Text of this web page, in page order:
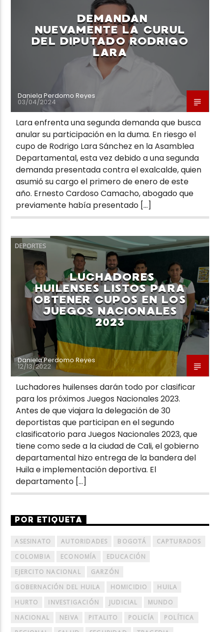
DEMANDAN
NUEVAMENTE LA CURUL
DEL DIPUTADO RODRIGO
LARA
Daniela Perdomo Reyes
03/04/2024
Lara enfrenta una segunda demanda que busca
anular su participación en la duma. En riesgo el
cupo de Rodrigo Lara Sánchez en la Asamblea
Departamental, esta vez debido a una segunda
demanda presentada contra el exalcalde, quien
asumió su cargo el primero de enero de este
año. Ernesto Cardoso Camacho, abogado que
previamente había presentado […]
DEPORTES
LUCHADORES
HUILENSES LISTOS PARA
OBTENER CUPOS EN LOS
JUEGOS NACIONALES
2023
Daniela Perdomo Reyes
12/13/2022
Luchadores huilenses darán todo por clasificar
para los próximos Juegos Nacionales 2023.
Antes de que viajara la delegación de 30
deportistas que participan en el segundo
clasificatorio para Juegos Nacionales 2023, que
tiene como sede a la ciudad de Cali, el gobierno
departamental hizo entrega de la bandera del
Huila e implementación deportiva. El
departamento […]
POR ETIQUETA
ASESINATO AUTORIDADES BOGOTÁ
CAPTURADOS
COLOMBIA
ECONOMÍA
EDUCACIÓN
EJERCITO NACIONAL
GARZÓN
GOBERNACIÓN DEL HUILA
HOMICIDIO
HUILA
HURTO
INVESTIGACIÓN JUDICIAL
MUNDO
NACIONAL
NEIVA PITALITO POLICÍA
POLÍTICA